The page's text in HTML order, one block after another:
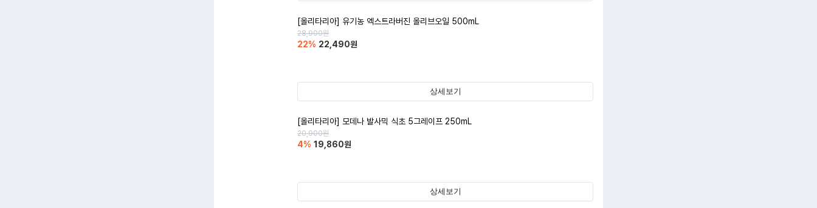
[올리타리아] 유기농 엑스트라버진 올리브오일 500mL
28,900원
22% 22,490원
상세보기
[올리타리아] 모데나 발사믹 식초 5그레이프 250mL
20,900원
4% 19,860원
상세보기